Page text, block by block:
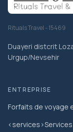
Rituals Travel - 15469
Duayeri distcrit
Urgup/Nevsehir
ENTREPRISE
Forfaits de voyage